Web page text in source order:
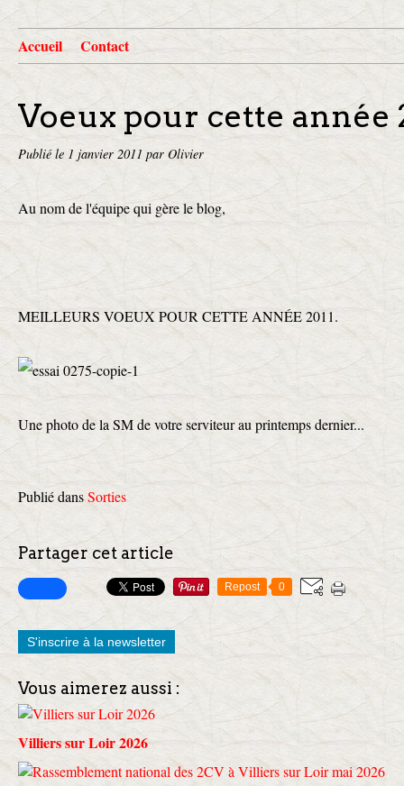
Accueil Contact
Voeux pour cette année
Publié le 1 janvier 2011 par Olivier
Au nom de l'équipe qui gère le blog,
MEILLEURS VOEUX POUR CETTE ANNÉE 2011.
Une photo de la SM de votre serviteur au printemps dernier...
Publié dansSorties
Partager cet article
Repost 0
S'inscrire à la newsletter
Vous aimerez aussi :
Villiers sur Loir 2026